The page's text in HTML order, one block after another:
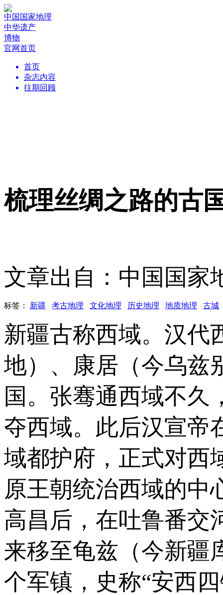
中国国家地理
中华遗产
博物
官网首页
首页
杂志内容
往期回顾
梳理丝绸之路的古
文章出自：中国国家
标签： 新疆 考古地理 文化地理 历史地理 地质地理 古城
新疆古称西域。汉代
地）、康居（今乌兹
国。张骞通西域不久
夺西域。此后汉宣帝
域都护府，正式对西
原王朝统治西域的中
高昌后，在吐鲁番
来移至龟兹（今新疆
个军镇，史称“安西